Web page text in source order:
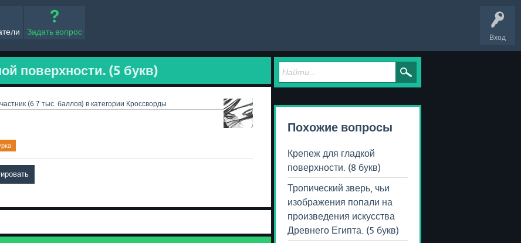
Вход
Задать вопрос
поверхности. (5 букв)
(6.7 тыс. баллов) в категории Кроссворды
Похожие вопросы
Крепеж для гладкой
поверхности. (8 букв)
Тропический зверь, чьи
изображения попали на
произведения искусства
Древнего Египта. (5 букв)